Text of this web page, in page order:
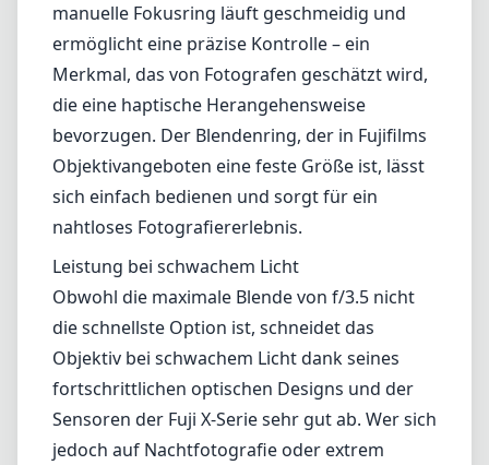
Obwohl die maximale Blende von f/3.5 nicht
die schnellste Option ist, schneidet das
Objektiv bei schwachem Licht dank seines
fortschrittlichen optischen Designs und der
Sensoren der Fuji X-Serie sehr gut ab. Wer sich
jedoch auf Nachtfotografie oder extrem
dunkle Umgebungen spezialisiert hat, könnte
längere Belichtungszeiten oder höhere ISO-
Werte benötigen.
Vorteile und Nachteile
Vorteile
Kompaktes und leichtes Design
Wetterfest für hohe Langlebigkeit
Hervorragende Schärfe im gesamten Bildfeld